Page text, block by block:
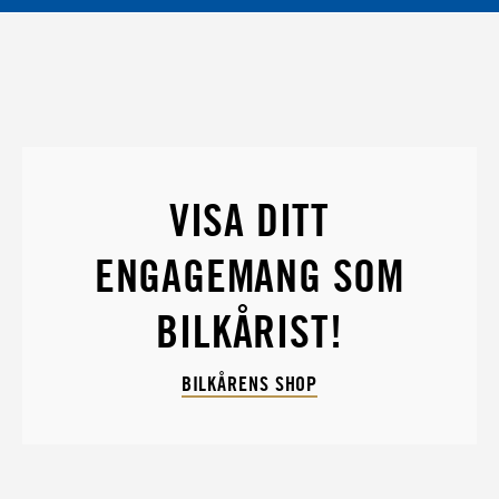
VISA DITT
ENGAGEMANG SOM
BILKÅRIST!
BILKÅRENS SHOP